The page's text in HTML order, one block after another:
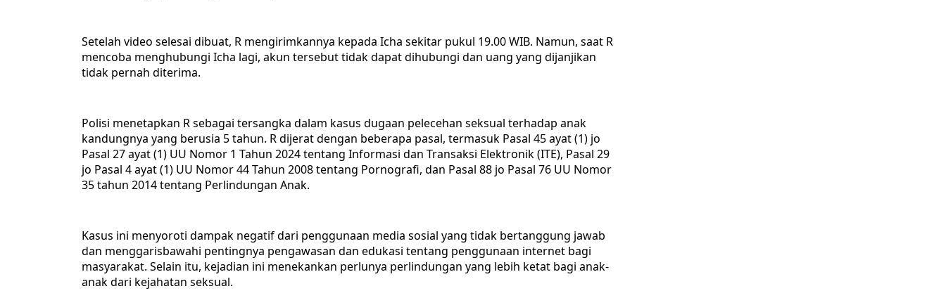
Setelah video selesai dibuat, R mengirimkannya kepada Icha sekitar pukul 19.00 WIB. Namun, saat R
mencoba menghubungi Icha lagi, akun tersebut tidak dapat dihubungi dan uang yang dijanjikan
tidak pernah diterima.
Polisi menetapkan R sebagai tersangka dalam kasus dugaan pelecehan seksual terhadap anak
kandungnya yang berusia 5 tahun. R dijerat dengan beberapa pasal, termasuk Pasal 45 ayat (1) jo
Pasal 27 ayat (1) UU Nomor 1 Tahun 2024 tentang Informasi dan Transaksi Elektronik (ITE), Pasal 29
jo Pasal 4 ayat (1) UU Nomor 44 Tahun 2008 tentang Pornografi, dan Pasal 88 jo Pasal 76 UU Nomor
35 tahun 2014 tentang Perlindungan Anak.
Kasus ini menyoroti dampak negatif dari penggunaan media sosial yang tidak bertanggung jawab
dan menggarisbawahi pentingnya pengawasan dan edukasi tentang penggunaan internet bagi
masyarakat. Selain itu, kejadian ini menekankan perlunya perlindungan yang lebih ketat bagi anak-
anak dari kejahatan seksual.